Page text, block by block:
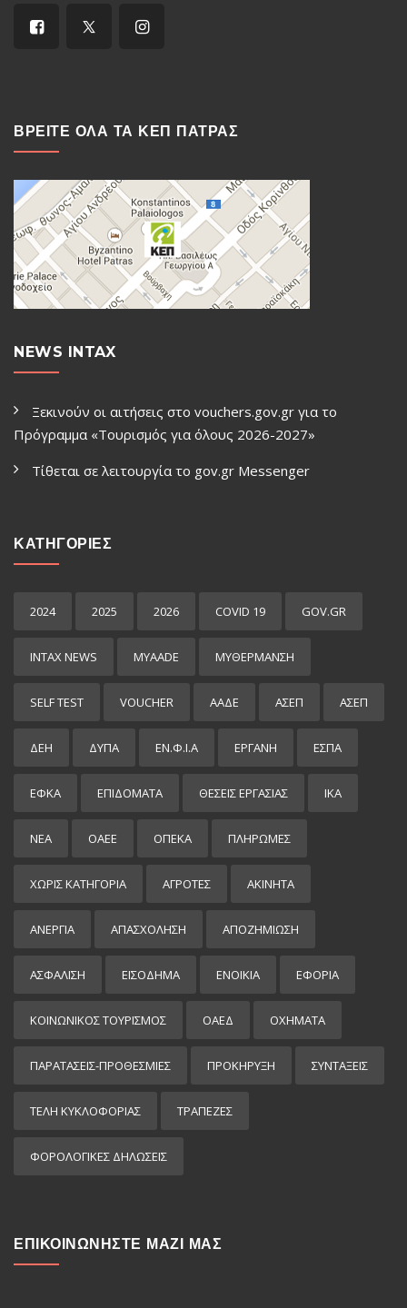
ΒΡΕΙΤΕ ΟΛΑ ΤΑ ΚΕΠ ΠΑΤΡΑΣ
NEWS INTAX
Ξεκινούν οι αιτήσεις στο vouchers.gov.gr για το
Πρόγραμμα «Τουρισμός για όλους 2026-2027»
Τίθεται σε λειτουργία το gov.gr Μessenger
ΚΑΤΗΓΟΡΙΕΣ
2024 2025 2026 COVID 19 GOV.GR
INTAX NEWS MYAADE MYΘΈΡΜΑΝΣΗ
SELF TEST VOUCHER ΑΑΔΕ ΑΣΕΠ ΑΣΕΠ
ΔΕΗ ΔΥΠΑ ΕΝ.Φ.Ι.Α ΕΡΓΑΝΗ ΕΣΠΑ
ΕΦΚΑ ΕΠΙΔΌΜΑΤΑ ΘΕΣΕΙΣ ΕΡΓΑΣΙΑΣ ΙΚΑ
ΝΕΑ ΟΑΕΕ ΟΠΕΚΑ ΠΛΗΡΩΜΕΣ
ΧΩΡΊΣ ΚΑΤΗΓΟΡΊΑ ΑΓΡΟΤΕΣ ΑΚΙΝΗΤΑ
ΑΝΕΡΓΙΑ ΑΠΑΣΧΟΛΗΣΗ ΑΠΟΖΗΜΙΩΣΗ
ΑΣΦΑΛΙΣΗ ΕΙΣΌΔΗΜΑ ΕΝΟΙΚΙΑ ΕΦΟΡΙΑ
ΚΟΙΝΩΝΙΚΟΣ ΤΟΥΡΙΣΜΟΣ ΟΑΕΔ ΟΧΗΜΑΤΑ
ΠΑΡΑΤΑΣΕΙΣ-ΠΡΟΘΕΣΜΙΕΣ ΠΡΟΚΉΡΥΞΗ ΣΥΝΤΑΞΕΙΣ
ΤΕΛΗ ΚΥΚΛΟΦΟΡΙΑΣ ΤΡΑΠΕΖΕΣ
ΦΟΡΟΛΟΓΙΚΕΣ ΔΗΛΩΣΕΙΣ
ΕΠΙΚΟΙΝΩΝΗΣΤΕ ΜΑΖΙ ΜΑΣ